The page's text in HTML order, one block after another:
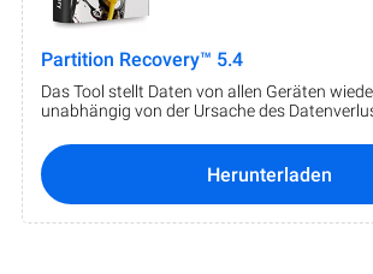
Partition Recovery™ 5.4
Das Tool stellt Daten von allen Geräten
unabhängig von der Ursache des
Herunterladen